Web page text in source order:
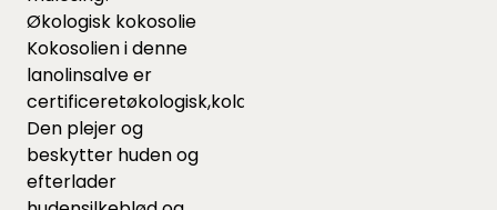
Økologisk kokosolie
Kokosolien i denne
lanolinsalve er
certificeretøkologisk,koldpressetjomfrukokosolie.
Den plejer og
beskytter huden og
efterlader